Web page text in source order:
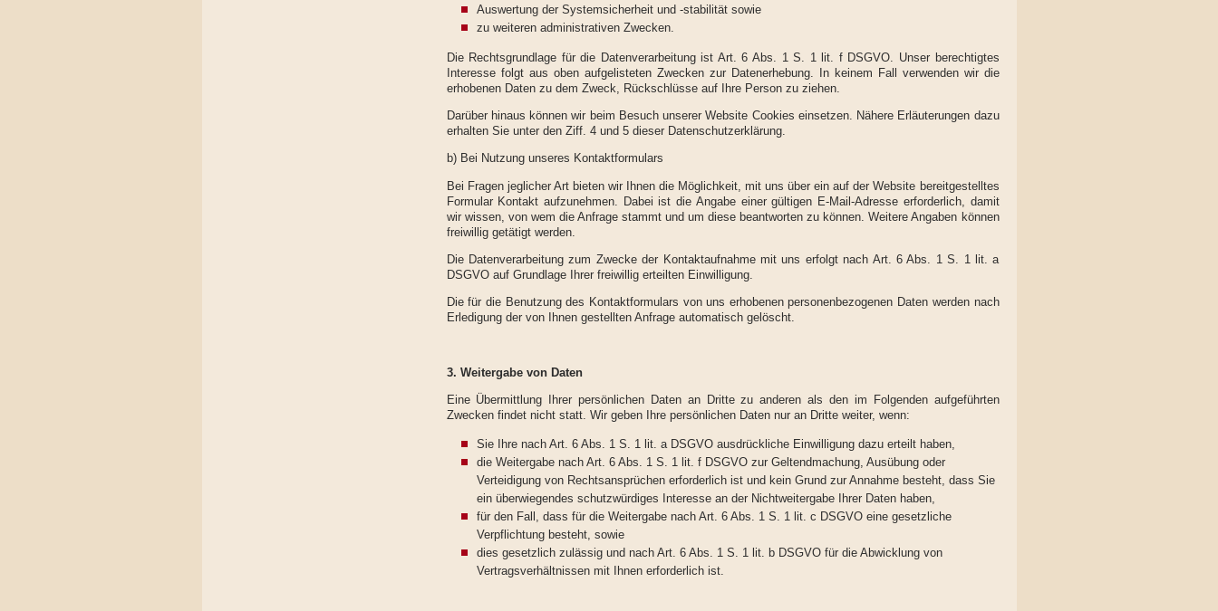
Auswertung der Systemsicherheit und -stabilität sowie
zu weiteren administrativen Zwecken.
Die Rechtsgrundlage für die Datenverarbeitung ist Art. 6 Abs. 1 S. 1 lit. f DSGVO. Unser berechtigtes
Interesse folgt aus oben aufgelisteten Zwecken zur Datenerhebung. In keinem Fall verwenden wir die
erhobenen Daten zu dem Zweck, Rückschlüsse auf Ihre Person zu ziehen.
Darüber hinaus können wir beim Besuch unserer Website Cookies einsetzen. Nähere Erläuterungen dazu
erhalten Sie unter den Ziff. 4 und 5 dieser Datenschutzerklärung.
b) Bei Nutzung unseres Kontaktformulars
Bei Fragen jeglicher Art bieten wir Ihnen die Möglichkeit, mit uns über ein auf der Website bereitgestelltes
Formular Kontakt aufzunehmen. Dabei ist die Angabe einer gültigen E-Mail-Adresse erforderlich, damit
wir wissen, von wem die Anfrage stammt und um diese beantworten zu können. Weitere Angaben können
freiwillig getätigt werden.
Die Datenverarbeitung zum Zwecke der Kontaktaufnahme mit uns erfolgt nach Art. 6 Abs. 1 S. 1 lit. a
DSGVO auf Grundlage Ihrer freiwillig erteilten Einwilligung.
Die für die Benutzung des Kontaktformulars von uns erhobenen personenbezogenen Daten werden nach
Erledigung der von Ihnen gestellten Anfrage automatisch gelöscht.
3. Weitergabe von Daten
Eine Übermittlung Ihrer persönlichen Daten an Dritte zu anderen als den im Folgenden aufgeführten
Zwecken findet nicht statt. Wir geben Ihre persönlichen Daten nur an Dritte weiter, wenn:
Sie Ihre nach Art. 6 Abs. 1 S. 1 lit. a DSGVO ausdrückliche Einwilligung dazu erteilt haben,
die Weitergabe nach Art. 6 Abs. 1 S. 1 lit. f DSGVO zur Geltendmachung, Ausübung oder
Verteidigung von Rechtsansprüchen erforderlich ist und kein Grund zur Annahme besteht, dass Sie
ein überwiegendes schutzwürdiges Interesse an der Nichtweitergabe Ihrer Daten haben,
für den Fall, dass für die Weitergabe nach Art. 6 Abs. 1 S. 1 lit. c DSGVO eine gesetzliche
Verpflichtung besteht, sowie
dies gesetzlich zulässig und nach Art. 6 Abs. 1 S. 1 lit. b DSGVO für die Abwicklung von
Vertragsverhältnissen mit Ihnen erforderlich ist.